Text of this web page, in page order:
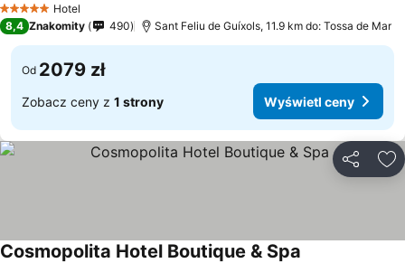
5 KategoriaHotel
8,4 Znakomity 490 Sant Feliu de Guíxols, 11.9 km do: Tossa de Mar
Od 2079 zł
Zobacz ceny z 1 strony Wyświetl ceny
Cosmopolita Hotel Boutique & Spa